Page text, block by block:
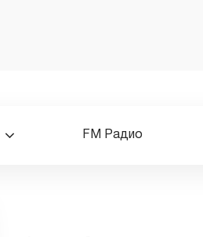
FM Радио